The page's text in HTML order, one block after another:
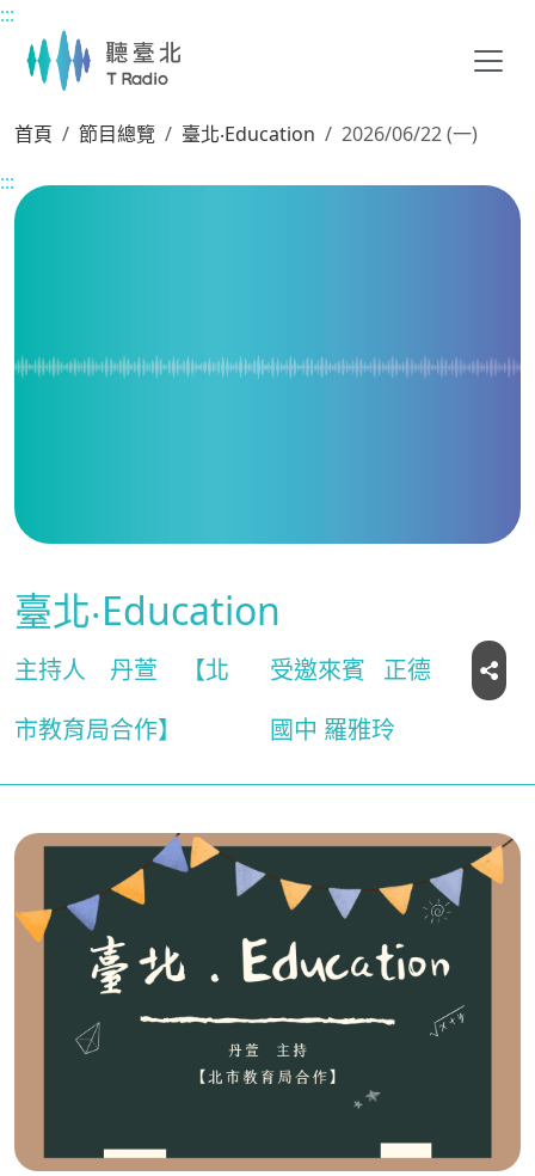
主要內容區塊
:::
首頁 節目總覽 臺北‧Education
2026/06/22 (一)
:::
臺北‧Education
主持人 丹萱
【北
市教育局合作】
受邀來賓
正德
國中 羅雅玲